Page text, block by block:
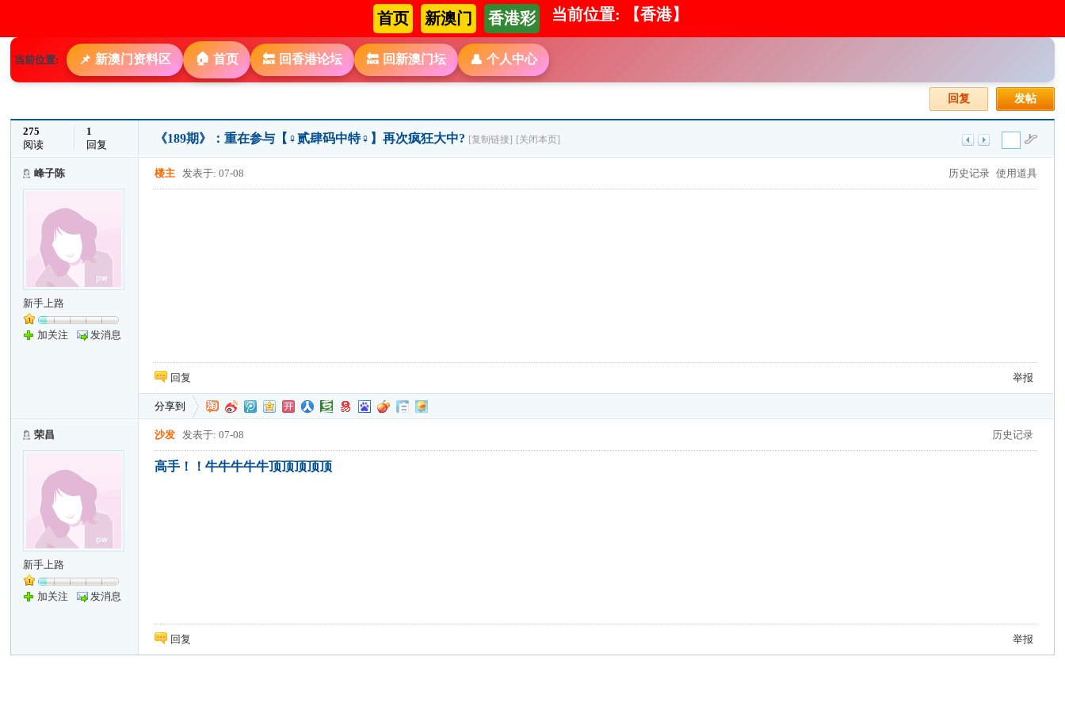
首页 新澳门 香港彩 当前位置: 【香港】
当前位置: 📌 新澳门资料区 🏠 首页 🔙 回香港论坛 🔙 回新澳门坛 👤 个人中心
发帖
回复
275
阅读
1
回复
《189期》：重在参与【♀贰肆码中特♀】再次疯狂大中? [复制链接] [关闭本页]
峰子陈
新手上路
加关注 发消息
历史记录 使用道具
楼主 发表于: 07-08
回复 举报
分享到
荣昌
新手上路
加关注 发消息
历史记录
沙发 发表于: 07-08
高手！！牛牛牛牛牛顶顶顶顶顶
回复 举报